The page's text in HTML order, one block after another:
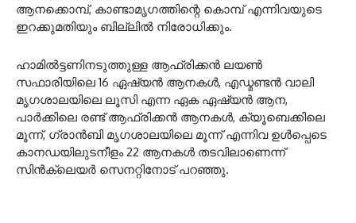
ആനക്കൊമ്പ്, കാണ്ടാമൃഗത്തിന്റെ കൊമ്പ് എന്നിവയുടെ
ഇറക്കുമതിയും ബില്ലിൽ നിരോധിക്കും.
ഹാമിൽട്ടണിനടുത്തുള്ള ആഫ്രിക്കൻ ലയൺ
സഫാരിയിലെ 16 ഏഷ്യൻ ആനകൾ, എഡ്മണ്ടൻ വാലി
മൃഗശാലയിലെ ലൂസി എന്ന ഏക ഏഷ്യൻ ആന,
പാർക്കിലെ രണ്ട് ആഫ്രിക്കൻ ആനകൾ, ക്യൂബെക്കിലെ
മൂന്ന്, ഗ്രാൻബി മൃഗശാലയിലെ മൂന്ന് എന്നിവ ഉൾപ്പെടെ
കാനഡയിലുടനീളം 22 ആനകൾ തടവിലാണെന്ന്
സിൻക്ലെയർ സെനറ്റിനോട് പറഞ്ഞു.